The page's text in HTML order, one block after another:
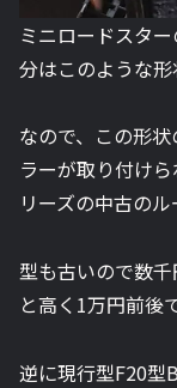
ミニロードスタ
分はこのような形
なので、この形
ラーが取り付け
リーズの中古のル
型も古いので数
と高く1万円前後
逆に現行型F20型